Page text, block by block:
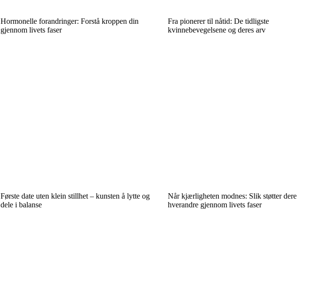
Hormonelle forandringer: Forstå kroppen din
gjennom livets faser
Fra pionerer til nåtid: De tidligste
kvinnebevegelsene og deres arv
Første date uten klein stillhet – kunsten å lytte og
dele i balanse
Når kjærligheten modnes: Slik støtter dere
hverandre gjennom livets faser